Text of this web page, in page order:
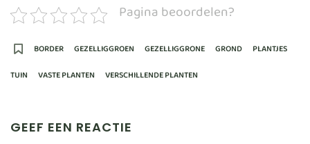
Pagina beoordelen?
BORDER GEZELLIGGROEN GEZELLIGGRONE GROND PLANTJES
TUIN VASTE PLANTEN VERSCHILLENDE PLANTEN
GEEF EEN REACTIE